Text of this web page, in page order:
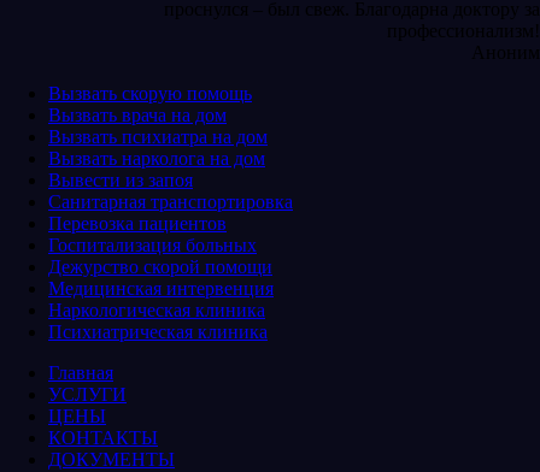
проснулся – был свеж. Благодарна доктору за
профессионализм!
Аноним
Вызвать скорую помощь
Вызвать врача на дом
Вызвать психиатра на дом
Вызвать нарколога на дом
Вывести из запоя
Санитарная транспортировка
Перевозка пациентов
Госпитализация больных
Дежурство скорой помощи
Медицинская интервенция
Наркологическая клиника
Психиатрическая клиника
Главная
УСЛУГИ
ЦЕНЫ
КОНТАКТЫ
ДОКУМЕНТЫ